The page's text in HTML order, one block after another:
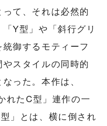
て、それは必然的
Y型」や「斜行グリ
御するモティーフ
スタイルの同時的
った。本作は、
れたC型」連作の一
」とは、横に倒され